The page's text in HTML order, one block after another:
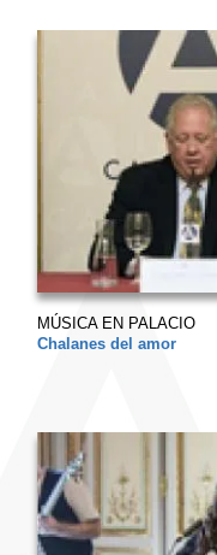
MÚSICA EN PALACIO
Chalanes del amor